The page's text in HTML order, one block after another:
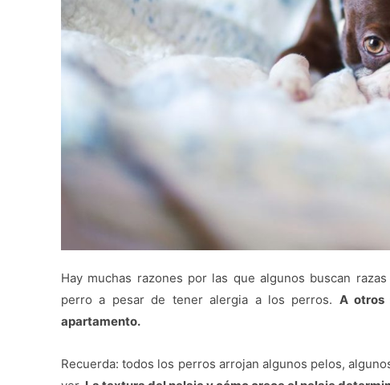
Hay muchas razones por las que algunos buscan
perro a pesar de tener alergia a los perros. A otros
apartamento.
Recuerda: todos los perros arrojan algunos pelos,